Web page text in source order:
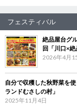
フェスティバル
絶品屋台グ
回「川口×
2026年4月
自分で収穫した秋野菜を
ランドむさしの村」
2025年11月4日